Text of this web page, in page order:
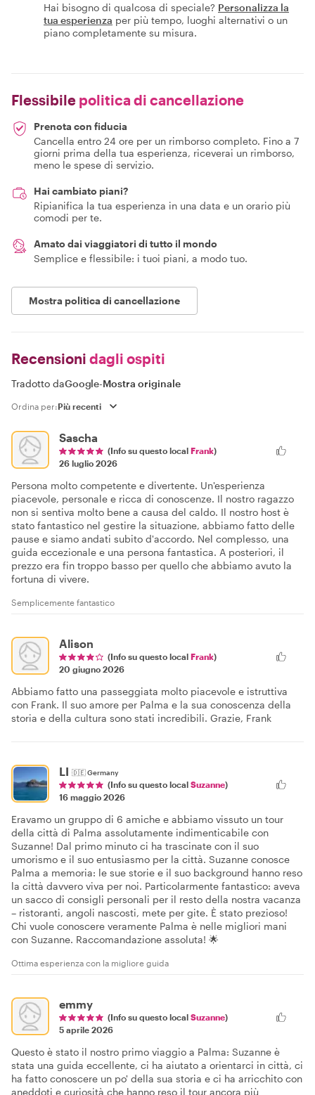
Hai bisogno di qualcosa di speciale? Personalizza la
tua esperienza per più tempo, luoghi alternativi o un
piano completamente su misura.
Flessibile politica di cancellazione
Prenota con fiducia
Cancella entro 24 ore per un rimborso completo. Fino a 7
giorni prima della tua esperienza, riceverai un rimborso,
meno le spese di servizio.
Hai cambiato piani?
Ripianifica la tua esperienza in una data e un orario più
comodi per te.
Amato dai viaggiatori di tutto il mondo
Semplice e flessibile: i tuoi piani, a modo tuo.
Mostra politica di cancellazione
Recensioni dagli ospiti
Tradotto daGoogle-Mostra originale
Ordina per:
Sascha
(Info su questo local Frank)
26 luglio 2026
Persona molto competente e divertente. Un'esperienza
piacevole, personale e ricca di conoscenze. Il nostro ragazzo
non si sentiva molto bene a causa del caldo. Il nostro host è
stato fantastico nel gestire la situazione, abbiamo fatto delle
pause e siamo andati subito d'accordo. Nel complesso, una
guida eccezionale e una persona fantastica. A posteriori, il
prezzo era fin troppo basso per quello che abbiamo avuto la
fortuna di vivere.
Semplicemente fantastico
Alison
(Info su questo local Frank)
20 giugno 2026
Abbiamo fatto una passeggiata molto piacevole e istruttiva
con Frank. Il suo amore per Palma e la sua conoscenza della
storia e della cultura sono stati incredibili. Grazie, Frank
LI 🇩🇪Germany
(Info su questo local Suzanne)
16 maggio 2026
Eravamo un gruppo di 6 amiche e abbiamo vissuto un tour
della città di Palma assolutamente indimenticabile con
Suzanne! Dal primo minuto ci ha trascinate con il suo
umorismo e il suo entusiasmo per la città. Suzanne conosce
Palma a memoria: le sue storie e il suo background hanno reso
la città davvero viva per noi. Particolarmente fantastico: aveva
un sacco di consigli personali per il resto della nostra vacanza
– ristoranti, angoli nascosti, mete per gite. È stato prezioso!
Chi vuole conoscere veramente Palma è nelle migliori mani
con Suzanne. Raccomandazione assoluta! 🌟
Ottima esperienza con la migliore guida
emmy
(Info su questo local Suzanne)
5 aprile 2026
Questo è stato il nostro primo viaggio a Palma: Suzanne è
stata una guida eccellente, ci ha aiutato a orientarci in città, ci
ha fatto conoscere un po' della sua storia e ci ha arricchito con
aneddoti e curiosità che hanno reso il tour ancora più